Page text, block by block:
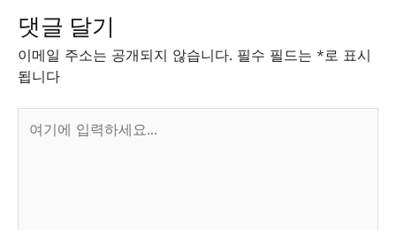
댓글 달기
이메일 주소는 공개되지 않습니다. 필수 필드는 *로 표시
됩니다